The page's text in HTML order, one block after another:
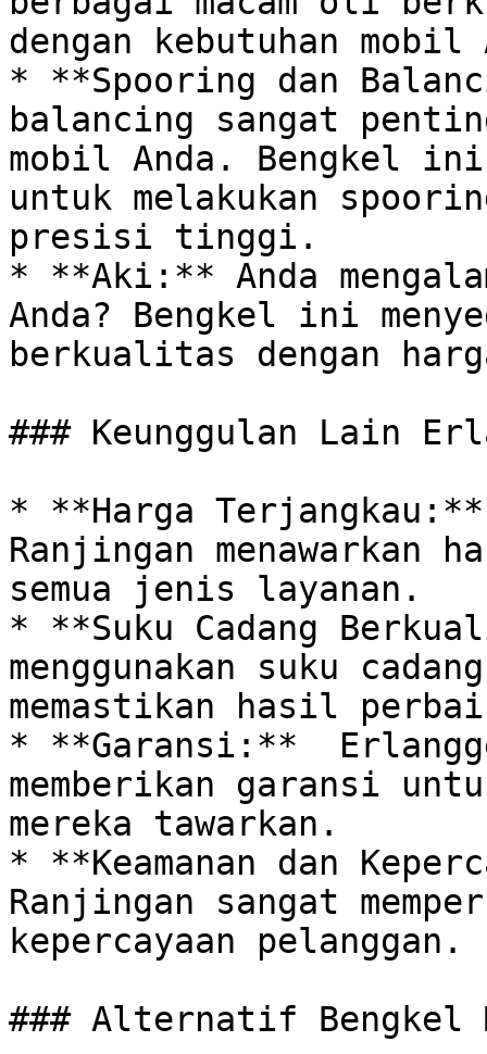
dengan kebutuhan mobil
* **Spooring dan
balancing sangat
mobil Anda. Bengkel
untuk melakukan
presisi tinggi.
* **Aki:** Anda
Anda? Bengkel ini
berkualitas dengan
### Keunggulan Lain
* **Harga
Ranjingan menawarkan
semua jenis layanan.
* **Suku Cadang
menggunakan suku
memastikan hasil
* **Garansi:**
memberikan garansi
mereka tawarkan.
* **Keamanan dan
Ranjingan sangat
kepercayaan pelanggan.
### Alternatif Bengkel